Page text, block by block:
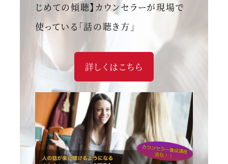
じめての傾聴】カウンセラーが現場で
使っている「話の聴き方」
詳しくはこちら